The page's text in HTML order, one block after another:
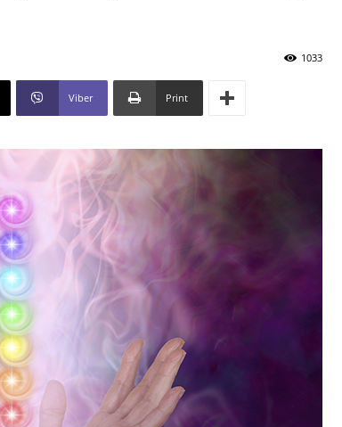
1033
Viber Print